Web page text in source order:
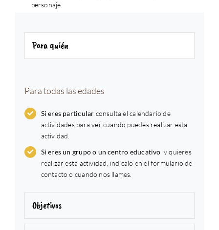
personaje.
Para quién
Para todas las edades
Si eres particular consulta el calendario de
actividades para ver cuando puedes realizar esta
actividad.
Si eres un grupo o un centro educativo y quieres
realizar esta actividad, indícalo en el formulario de
contacto o cuando nos llames.
Objetivos